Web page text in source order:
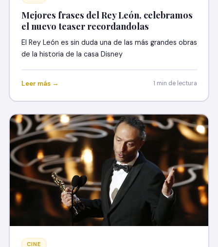
Mejores frases del Rey León, celebramos
el nuevo teaser recordandolas
El Rey León es sin duda una de las más grandes obras
de la historia de la casa Disney
Leer más → 1 min de lectura
CINE